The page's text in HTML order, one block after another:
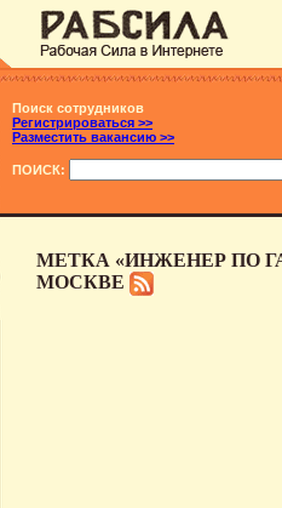
Поиск сотрудников
Регистрироваться >>
Разместить вакансию >>
ПОИСК:
МЕТКА «ИНЖЕНЕР ПО
МОСКВЕ